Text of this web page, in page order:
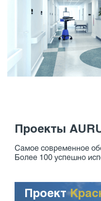
Проекты
Самое современное
Более 100 успешно
Проект